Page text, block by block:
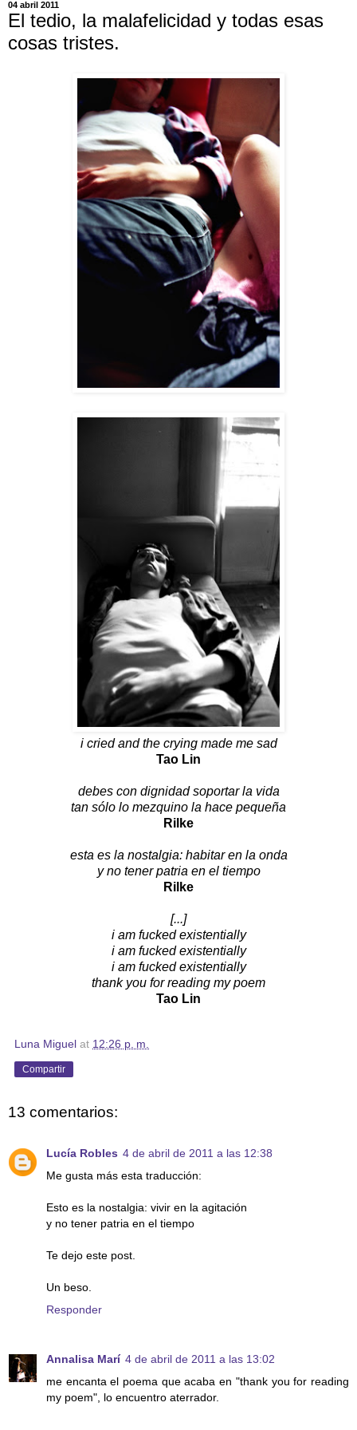
04 abril 2011
El tedio, la malafelicidad y todas esas
cosas tristes.
i cried and the crying made me sad
Tao Lin
debes con dignidad soportar la vida
tan sólo lo mezquino la hace pequeña
Rilke
esta es la nostalgia: habitar en la onda
y no tener patria en el tiempo
Rilke
[...]
i am fucked existentially
i am fucked existentially
i am fucked existentially
thank you for reading my poem
Tao Lin
Luna Miguel at 12:26 p. m.
Compartir
13 comentarios:
Lucía Robles 4 de abril de 2011 a las 12:38
Me gusta más esta traducción:
Esto es la nostalgia: vivir en la agitación
y no tener patria en el tiempo
Te dejo este post.
Un beso.
Responder
Annalisa Marí 4 de abril de 2011 a las 13:02
me encanta el poema que acaba en "thank you for reading
my poem", lo encuentro aterrador.